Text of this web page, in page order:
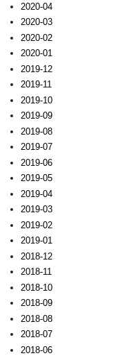
2020-04
2020-03
2020-02
2020-01
2019-12
2019-11
2019-10
2019-09
2019-08
2019-07
2019-06
2019-05
2019-04
2019-03
2019-02
2019-01
2018-12
2018-11
2018-10
2018-09
2018-08
2018-07
2018-06